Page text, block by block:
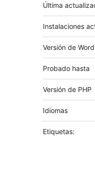
Última
Instalaciones
Versión de
Probado hasta
Versión de PHP
Idiomas
Etiquetas: